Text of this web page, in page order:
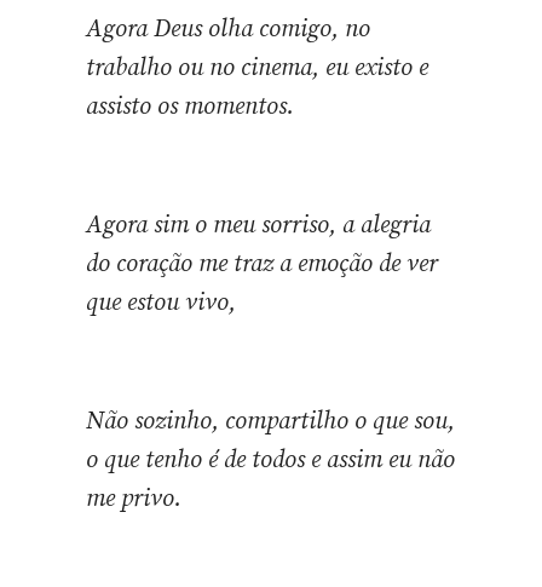
Agora Deus olha comigo, no
trabalho ou no cinema, eu existo e
assisto os momentos.
Agora sim o meu sorriso, a alegria
do coração me traz a emoção de ver
que estou vivo,
Não sozinho, compartilho o que sou,
o que tenho é de todos e assim eu não
me privo.